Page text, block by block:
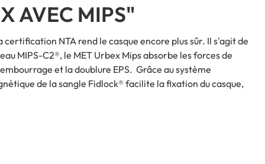
AVEC MIPS"
NTA rend le casque encore plus sûr. Il s'agit de
MIPS-C2®, le MET Urbex Mips absorbe les forces de
et la doublure EPS. Grâce au système
de la sangle Fidlock® facilite la fixation du casque,